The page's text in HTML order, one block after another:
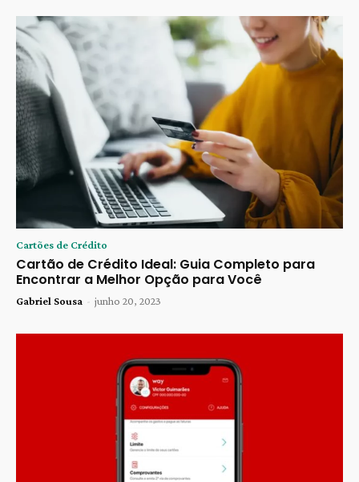
Cartões de Crédito
Cartão de Crédito Ideal: Guia Completo para
Encontrar a Melhor Opção para Você
Gabriel Sousa - junho 20, 2023